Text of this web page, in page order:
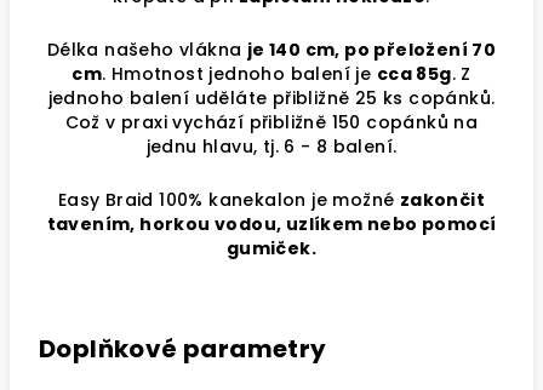
Délka našeho vlákna je 140 cm, po přeložení 70
cm. Hmotnost jednoho balení je cca 85g. Z
jednoho balení uděláte přibližně 25 ks copánků.
Což v praxi vychází přibližně 150 copánků na
jednu hlavu, tj. 6 - 8 balení.
Easy Braid 100% kanekalon je možné zakončit
tavením, horkou vodou, uzlíkem nebo pomocí
gumiček.
Doplňkové parametry